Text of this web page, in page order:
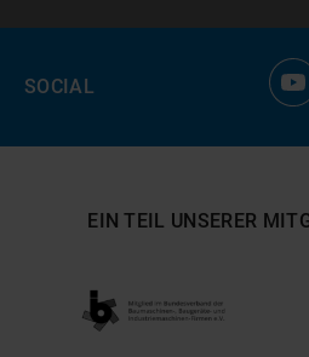
SOCIAL
EIN TEIL UNSERER